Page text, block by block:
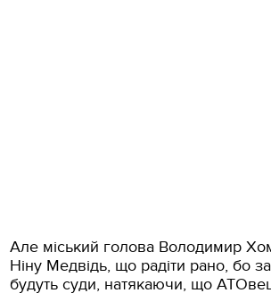
Але міський голова Володимир
Ніну Медвідь, що радіти рано, бо
будуть суди, натякаючи, що